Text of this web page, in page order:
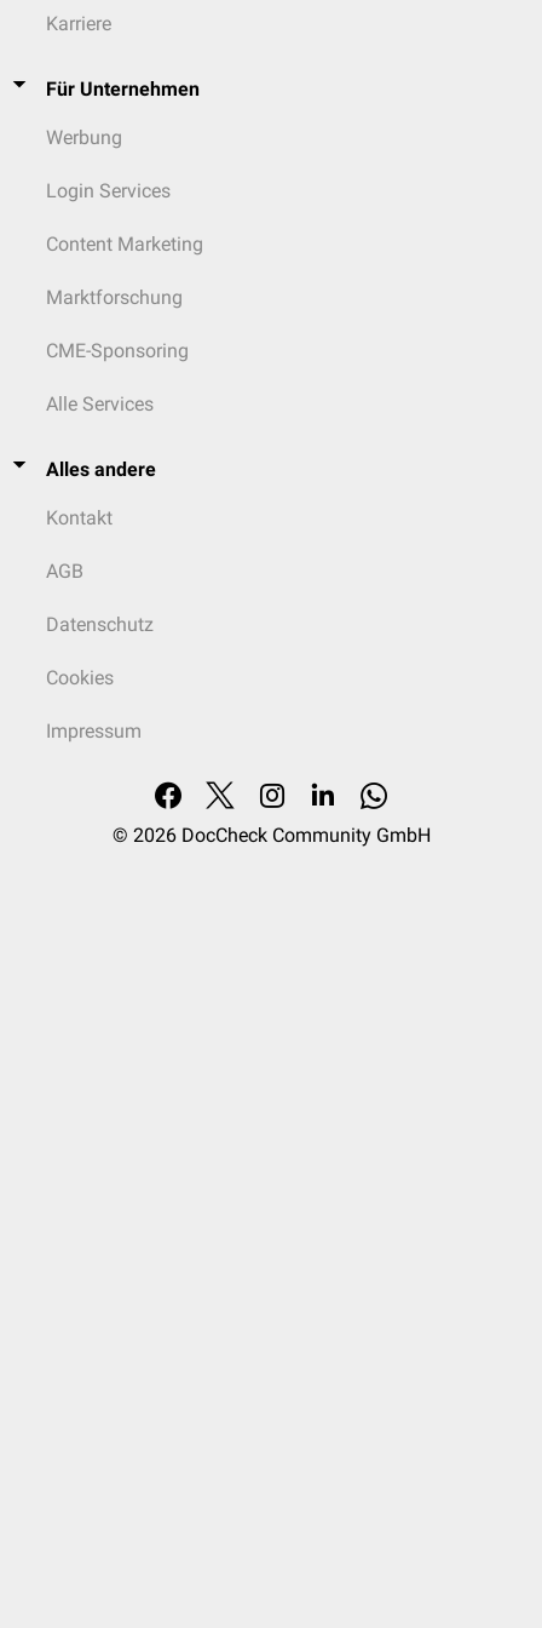
Karriere
Für Unternehmen
Werbung
Login Services
Content Marketing
Marktforschung
CME-Sponsoring
Alle Services
Alles andere
Kontakt
AGB
Datenschutz
Cookies
Impressum
© 2026 DocCheck Community GmbH